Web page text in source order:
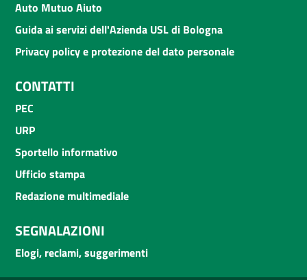
Auto Mutuo Aiuto
Guida ai servizi dell'Azienda USL di Bologna
Privacy policy e protezione del dato personale
CONTATTI
PEC
URP
Sportello informativo
Ufficio stampa
Redazione multimediale
SEGNALAZIONI
Elogi, reclami, suggerimenti